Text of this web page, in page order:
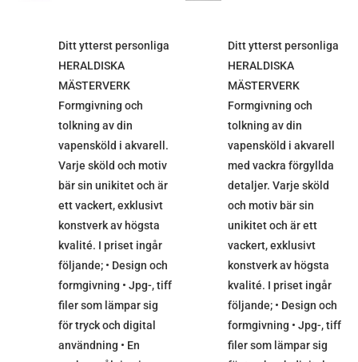
Ditt ytterst personliga
HERALDISKA
MÄSTERVERK
Formgivning och
tolkning av din
vapensköld i akvarell.
Varje sköld och motiv
bär sin unikitet och är
ett vackert, exklusivt
konstverk av högsta
kvalité. I priset ingår
följande; • Design och
formgivning • Jpg-, tiff
filer som lämpar sig
för tryck och digital
användning • En
Ditt ytterst personliga
HERALDISKA
MÄSTERVERK
Formgivning och
tolkning av din
vapensköld i akvarell
med vackra förgyllda
detaljer. Varje sköld
och motiv bär sin
unikitet och är ett
vackert, exklusivt
konstverk av högsta
kvalité. I priset ingår
följande; • Design och
formgivning • Jpg-, tiff
filer som lämpar sig